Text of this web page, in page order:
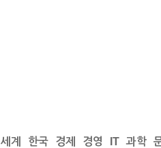
세계 한국 경제 경영 IT 과학